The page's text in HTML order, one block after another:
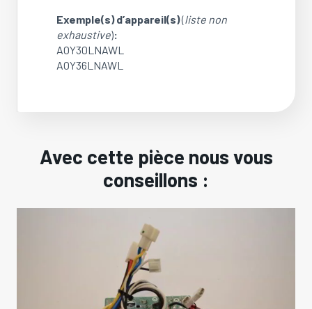
Exemple(s) d’appareil(s)(liste non
exhaustive):
AOY30LNAWL
AOY36LNAWL
Avec cette pièce nous vous
conseillons :